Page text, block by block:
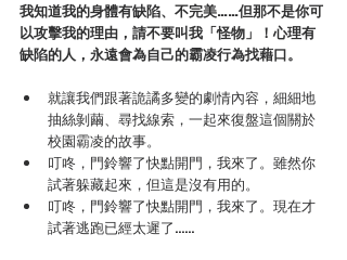
我知道我的身體有缺陷、不完美……但那不是你可
以攻擊我的理由，請不要叫我「怪物」！心理有
缺陷的人，永遠會為自己的霸凌行為找藉口。
就讓我們跟著詭譎多變的劇情內容，細細地
抽絲剝繭、尋找線索，一起來復盤這個關於
校園霸凌的故事。
叮咚，門鈴響了快點開門，我來了。雖然你
試著躲藏起來，但這是沒有用的。
叮咚，門鈴響了快點開門，我來了。現在才
試著逃跑已經太遲了……